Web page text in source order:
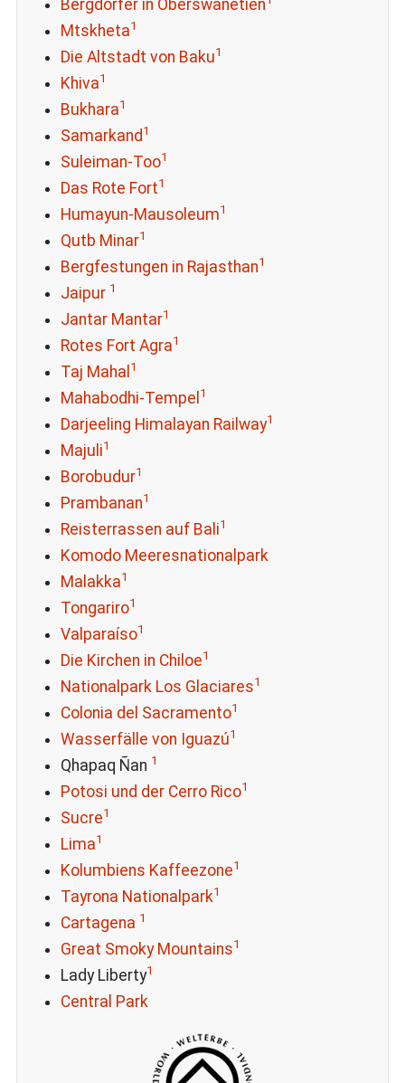
Bergdörfer in Oberswanetien
Mtskheta1
Die Altstadt von Baku1
Khiva1
Bukhara1
Samarkand 1
Suleiman-Too1
Das Rote Fort1
Humayun-Mausoleum1
Qutb Minar1
Bergfestungen in Rajasthan1
Jaipur 1
Jantar Mantar1
Rotes Fort Agra1
Taj Mahal 1
Mahabodhi-Tempel 1
Darjeeling Himalayan Railway1
Majuli1
Borobudur1
Prambanan1
Reisterrassen auf Bali1
Komodo Meeresnationalpark
Malakka1
Tongariro1
Valparaíso1
Die Kirchen in Chiloe1
Nationalpark Los Glaciares1
Colonia del Sacramento1
Wasserfälle von Iguazú1
Qhapaq Ñan 1
Potosi und der Cerro Rico1
Sucre1
Lima1
Kolumbiens Kaffeezone1
Tayrona Nationalpark1
Cartagena 1
Great Smoky Mountains1
Lady Liberty1
Central Park